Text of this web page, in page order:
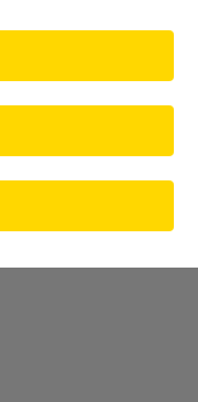
Berlin
Ortsteil Mahlsdorf und
derB1/B5,
mit seinen flexiblen